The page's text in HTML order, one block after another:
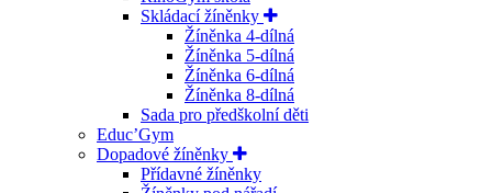
Skládací žíněnky
Žíněnka 4-dílná
Žíněnka 5-dílná
Žíněnka 6-dílná
Žíněnka 8-dílná
Sada pro předškolní děti
Educ’Gym
Dopadové žíněnky
Přídavné žíněnky